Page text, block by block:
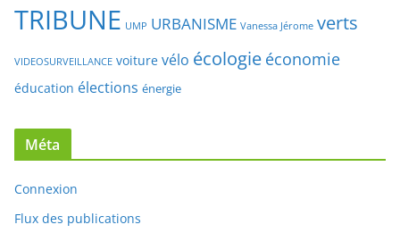
Connexion
Flux des publications
Flux des commentaires